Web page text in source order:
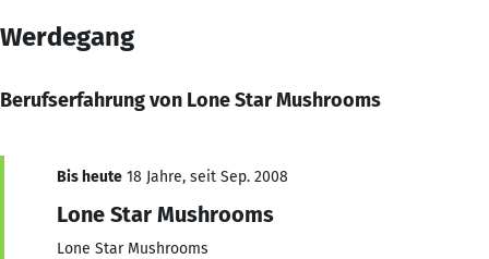
Werdegang
Berufserfahrung von Lone Star Mushrooms
Bis heute 18 Jahre, seit Sep. 2008
Lone Star Mushrooms
Lone Star Mushrooms